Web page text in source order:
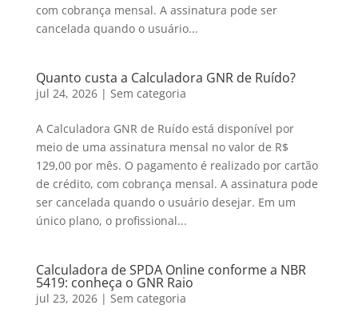
com cobrança mensal. A assinatura pode ser
cancelada quando o usuário...
Quanto custa a Calculadora GNR de Ruído?
jul 24, 2026| Sem categoria
A Calculadora GNR de Ruído está disponível por
meio de uma assinatura mensal no valor de R$
129,00 por mês. O pagamento é realizado por cartão
de crédito, com cobrança mensal. A assinatura pode
ser cancelada quando o usuário desejar. Em um
único plano, o profissional...
Calculadora de SPDA Online conforme a NBR
5419: conheça o GNR Raio
jul 23, 2026| Sem categoria